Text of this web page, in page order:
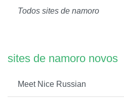
Todos sites de namoro
sites de namoro novos
Meet Nice Russian